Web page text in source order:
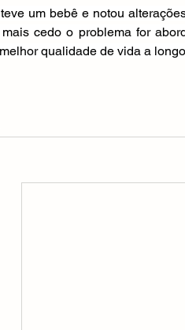
um bebê e notou
cedo o problema for
qualidade de vida a